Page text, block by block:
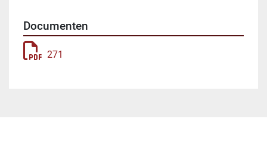
Documenten
271